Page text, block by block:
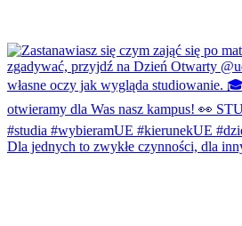
Dla jednych to zwykłe czynności, dla